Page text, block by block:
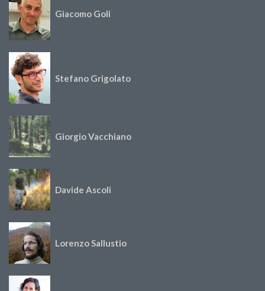
Giacomo Goli
Stefano Grigolato
Giorgio Vacchiano
Davide Ascoli
Lorenzo Sallustio